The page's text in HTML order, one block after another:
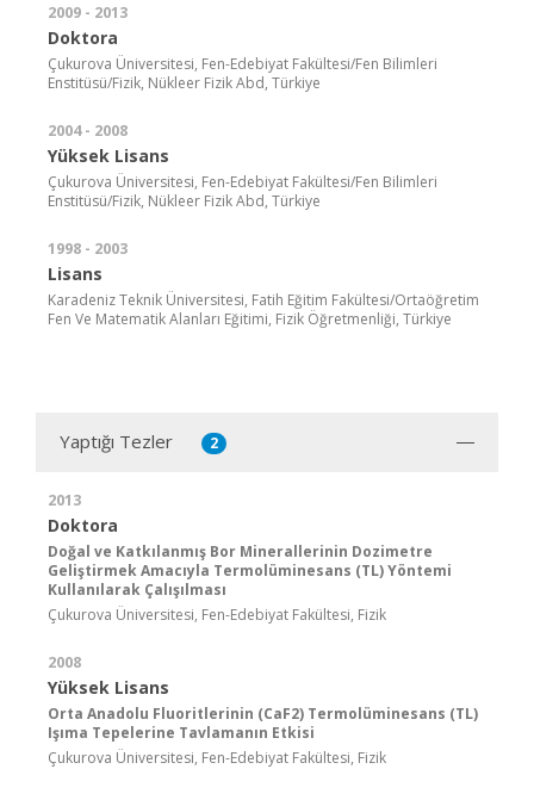
2009 - 2013
Doktora
Çukurova Üniversitesi, Fen-Edebiyat Fakültesi/Fen Bilimleri
Enstitüsü/Fizik, Nükleer Fizik Abd, Türkiye
2004 - 2008
Yüksek Lisans
Çukurova Üniversitesi, Fen-Edebiyat Fakültesi/Fen Bilimleri
Enstitüsü/Fizik, Nükleer Fizik Abd, Türkiye
1998 - 2003
Lisans
Karadeniz Teknik Üniversitesi, Fatih Eğitim Fakültesi/Ortaöğretim
Fen Ve Matematik Alanları Eğitimi, Fizik Öğretmenliği, Türkiye
Yaptığı Tezler 2
2013
Doktora
Doğal ve Katkılanmış Bor Minerallerinin Dozimetre
Geliştirmek Amacıyla Termolüminesans (TL) Yöntemi
Kullanılarak Çalışılması
Çukurova Üniversitesi, Fen-Edebiyat Fakültesi, Fizik
2008
Yüksek Lisans
Orta Anadolu Fluoritlerinin (CaF2) Termolüminesans (TL)
Işıma Tepelerine Tavlamanın Etkisi
Çukurova Üniversitesi, Fen-Edebiyat Fakültesi, Fizik